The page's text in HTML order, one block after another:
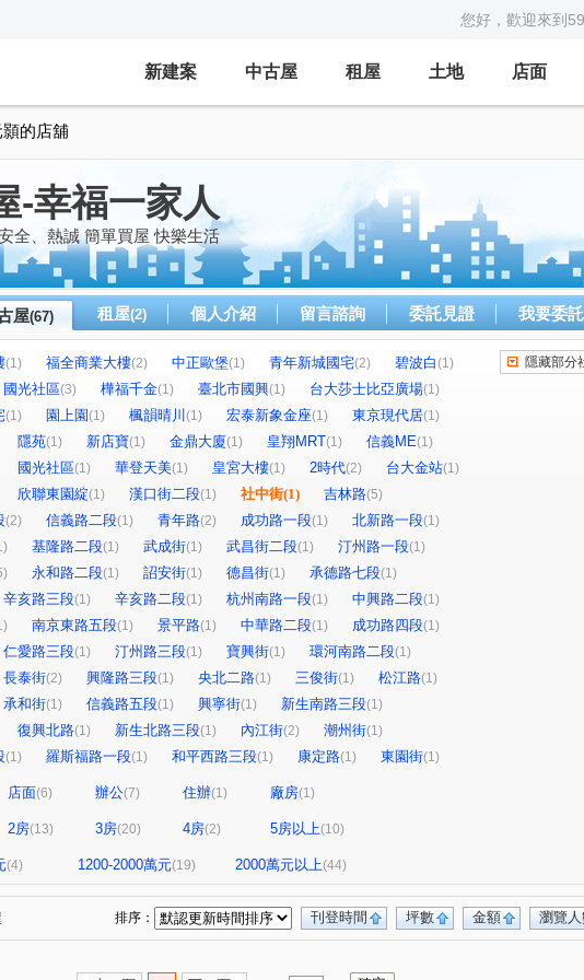
您好，歡迎來到
新建案 中古屋 租屋 土地 店面
顥的店舖
-幸福一家人
全、熱誠 簡單買屋 快樂生活
屋(67) 租屋(2) 個人介紹 留言諮詢 委託見證 我要委託
(1) 福全商業大樓(2) 中正歐堡(1) 青年新城國宅(2) 碧波白(1)
國光社區(3) 樺福千金(1) 臺北市國興(1) 台大莎士比亞廣場(1)
(1) 園上園(1) 楓韻晴川 (1) 宏泰新象金座(1) 東京現代居(1)
隱苑(1) 新店寶(1) 金鼎大廈(1) 皇翔MRT(1) 信義ME(1)
國光社區(1) 華登天美(1) 皇宮大樓(1) 2時代(2) 台大金站(1)
欣聯東園綻(1) 漢口街二段(1) 社中街(1) 吉林路(5)
(2) 信義路二段(1) 青年路(2) 成功路一段(1) 北新路一段(1)
基隆路二段(1) 武成街(1) 武昌街二段(1) 汀州路一段(1)
永和路二段(1) 詔安街(1) 德昌街(1) 承德路七段(1)
辛亥路三段(1) 辛亥路二段(1) 杭州南路一段(1) 中興路二段(1)
南京東路五段(1) 景平路(1) 中華路二段(1) 成功路四段(1)
仁愛路三段(1) 汀州路三段(1) 寶興街(1) 環河南路二段(1)
長泰街(2) 興隆路三段(1) 央北二路(1) 三俊街(1) 松江路(1)
承和街(1) 信義路五段(1) 興寧街(1) 新生南路三段(1)
復興北路(1) 新生北路三段(1) 內江街(2) 潮州街(1)
(1) 羅斯福路一段(1) 和平西路三段(1) 康定路(1) 東園街(1)
隱藏部分
店面(6) 辦公(7) 住辦(1) 廠房(1)
2房(13) 3房(20) 4房(2) 5房以上(10)
(4) 1200-2000萬元(19) 2000萬元以上(44)
瀏覽
金額
坪數
刊登時間
排序：